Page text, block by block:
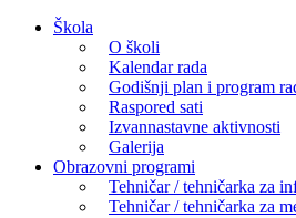
Skip
Škola
O školi
Kalendar rada
Godišnji plan i program
Raspored sati
Izvannastavne aktivnosti
Galerija
Obrazovni programi
Tehničar / tehničarka za
Tehničar / tehničarka za